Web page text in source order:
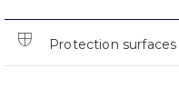
Protection surfaces